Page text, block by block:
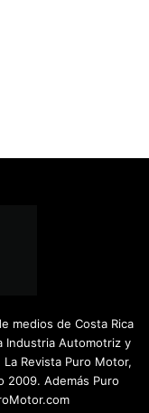
medios de Costa Rica
Industria Automotriz y
Revista Puro Motor,
2009. Además Puro